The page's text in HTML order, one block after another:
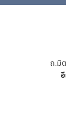
ถ.มิ